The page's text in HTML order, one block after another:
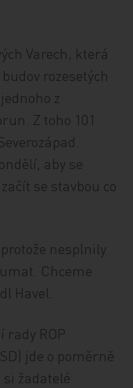
Varech, která
rozesetých
z
Z toho 101
aby se
se stavbou co
nesplnily
Chceme
Havel.
rady ROP
jde o poměrně
žadatelé